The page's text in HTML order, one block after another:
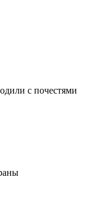
с почестями